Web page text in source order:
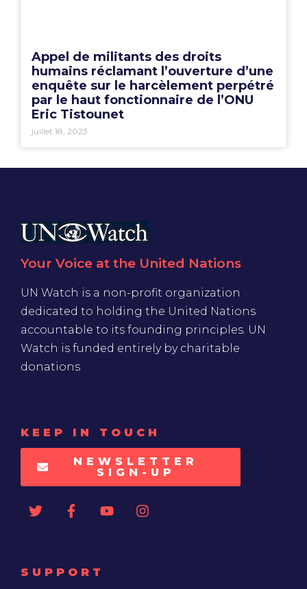
Appel de militants des droits
humains réclamant l’ouverture d’une
enquête sur le harcèlement perpétré
par le haut fonctionnaire de l’ONU
Eric Tistounet
juillet 18, 2023
Your Voice at the United Nations
UN Watch is a non-profit organization
dedicated to holding the United Nations
accountable to its founding principles. UN
Watch is funded entirely by charitable
donations
KEEP IN TOUCH
NEWSLETTER
SIGN-UP
SUPPORT